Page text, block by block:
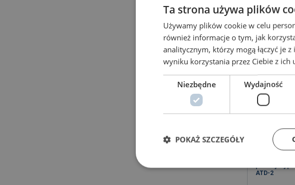
ATD-2
Ta strona używa plików
Używamy plików cookie w celu
również informacje o tym, jak
analitycznym, którzy mogą łączyć je
wyniku korzystania przez Ciebie z ich
Niezbędne Wydajność
POKAŻ SZCZEGÓŁY